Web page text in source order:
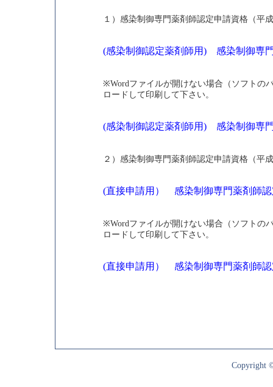
１）感染制御専門薬剤師認定申請資格（平
(感染制御認定薬剤師用) 感染制御専
※Wordファイルが開けない場合（ソフトの
ロードして印刷して下さい。
(感染制御認定薬剤師用) 感染制御専
２）感染制御専門薬剤師認定申請資格（平
(直接申請用） 感染制御専門薬剤師認
※Wordファイルが開けない場合（ソフトの
ロードして印刷して下さい。
(直接申請用） 感染制御専門薬剤師認
Copyright